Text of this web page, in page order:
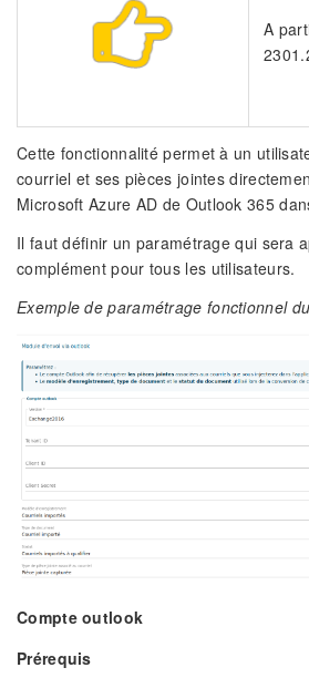
A
Cette fonctionnalité permet à un
courriel et ses pièces jointes
Microsoft Azure AD de Outlook 365
Il faut définir un paramétrage qui sera
complément pour tous les utilisateurs.
Exemple de paramétrage fonctionnel
Compte outlook
Prérequis